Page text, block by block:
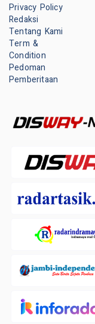
Privacy Policy
Redaksi
Tentang Kami
Term &
Condition
Pedoman
Pemberitaan